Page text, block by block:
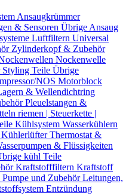
Ansaugkrümmer
& Sensoren Übrige Ansaug
Luftfiltern Universal
Zylinderkopf & Zubehör
Nockenwelle
Styling Teile Übrige
NOS Motorblock
& Wellendichtring
Pleuelstangen &
riemen | Steuerkette |
Kühlsystem Wasserkühlern
KühlerlüfterThermostat &
& Flüssigkeiten
kühl Teile
Kraftstofffiltern Kraftstoff
und ZubehörLeitungen,
Entzündung